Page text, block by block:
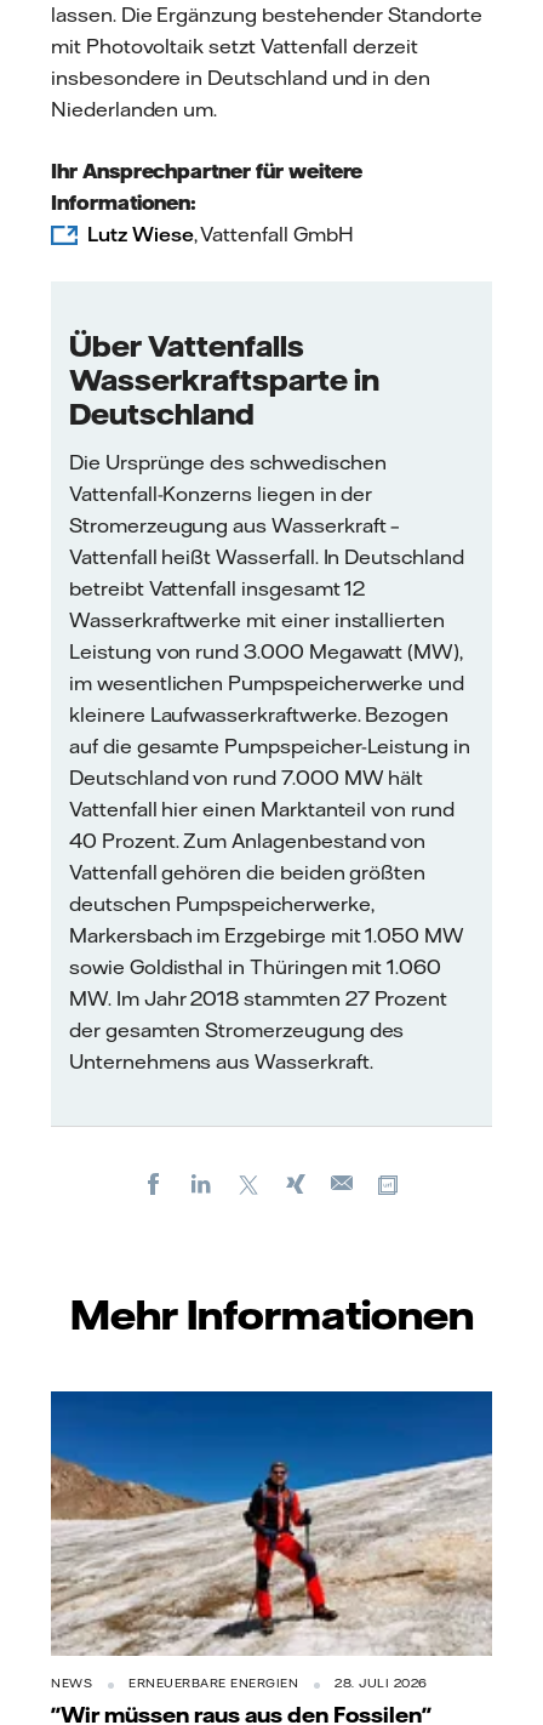
lassen. Die Ergänzung bestehender Standorte
mit Photovoltaik setzt Vattenfall derzeit
insbesondere in Deutschland und in den
Niederlanden um.
Ihr Ansprechpartner für weitere
Informationen:
Lutz Wiese, Vattenfall GmbH
Über Vattenfalls
Wasserkraftsparte in
Deutschland
Die Ursprünge des schwedischen
Vattenfall-Konzerns liegen in der
Stromerzeugung aus Wasserkraft –
Vattenfall heißt Wasserfall. In Deutschland
betreibt Vattenfall insgesamt 12
Wasserkraftwerke mit einer installierten
Leistung von rund 3.000 Megawatt (MW),
im wesentlichen Pumpspeicherwerke und
kleinere Laufwasserkraftwerke. Bezogen
auf die gesamte Pumpspeicher-Leistung in
Deutschland von rund 7.000 MW hält
Vattenfall hier einen Marktanteil von rund
40 Prozent. Zum Anlagenbestand von
Vattenfall gehören die beiden größten
deutschen Pumpspeicherwerke,
Markersbach im Erzgebirge mit 1.050 MW
sowie Goldisthal in Thüringen mit 1.060
MW. Im Jahr 2018 stammten 27 Prozent
der gesamten Stromerzeugung des
Unternehmens aus Wasserkraft.
FacebookLinkedIn Xing
E-
Mehr Informationen
NEWS ERNEUERBARE ENERGIEN 28. JULI 2026
"Wir müssen raus aus den Fossilen"